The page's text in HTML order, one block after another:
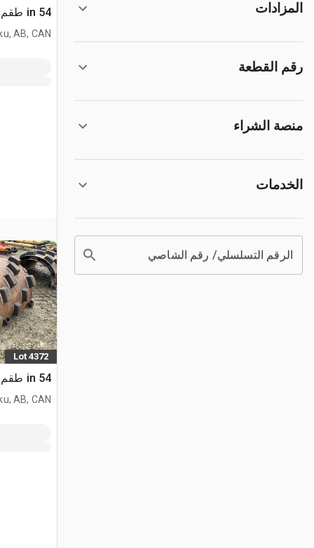
المزادات
رقم القطعة
منصة الشراء
الخدمات
الرقم التسلسلي/ رقم الشاصي
54 in طقم شل بادفوت
AB, CAN
Lot 4372
54 in طقم شل بادفوت
AB, CAN